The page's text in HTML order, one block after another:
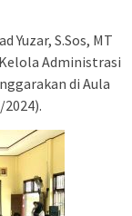
Yuzar, S.Sos, MT
Administrasi
di Aula